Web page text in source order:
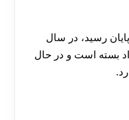
رسید، در سال
بسته است و در حال